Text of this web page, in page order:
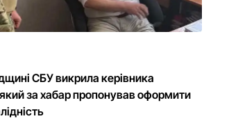
СБУ викрила керівника
за хабар пропонував оформити